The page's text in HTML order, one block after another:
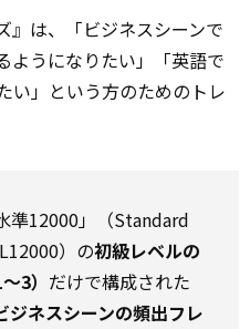
』は、「ビジネスシーンで
ようになりたい」「英語で
い」という方のためのトレ
準12000」（Standard
）の初級レベルの
3） だけで構成された
ジネスシーンの頻出フレ